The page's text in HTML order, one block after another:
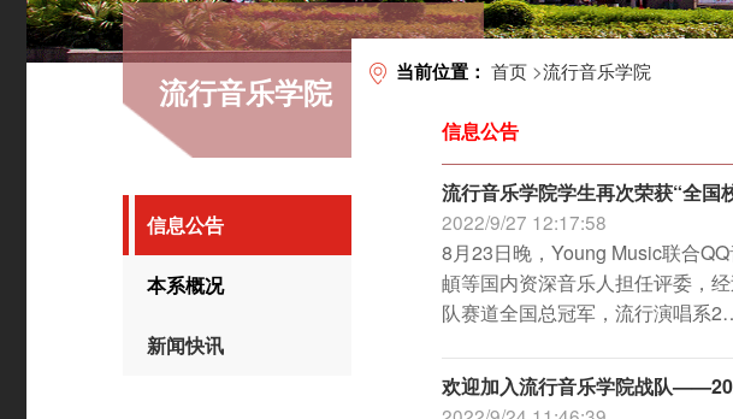
流行音乐学院
信息公告
本系概况
新闻快讯
当前位置： 首页 >流行音乐学院
信息公告
流行音乐学院学生再次荣获“全国
2022/9/27 12:17:58
8月23日晚，Young Music联合
頔等国内资深音乐人担任评委，
队赛道全国总冠军，流行演唱系
欢迎加入流行音乐学院战队